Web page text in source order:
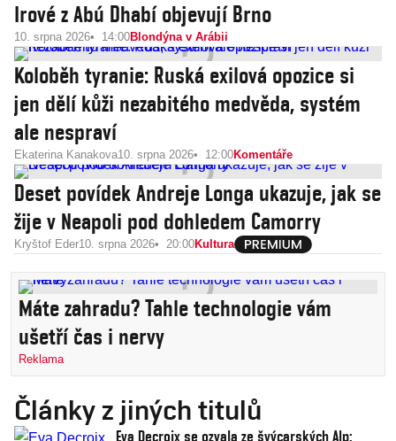
Irové z Abú Dhabí objevují Brno
10. srpna 2026 14:00Blondýna v Arábii
Koloběh tyranie: Ruská exilová opozice si
jen dělí kůži nezabitého medvěda, systém
ale nespraví
Ekaterina Kanakova10. srpna 2026 12:00Komentáře
Deset povídek Andreje Longa ukazuje, jak se
žije v Neapoli pod dohledem Camorry
Kryštof Eder10. srpna 2026 20:00Kultura
Máte zahradu? Tahle technologie vám
ušetří čas i nervy
Reklama
Články z jiných titulů
Eva Decroix se ozvala ze švýcarských Alp: